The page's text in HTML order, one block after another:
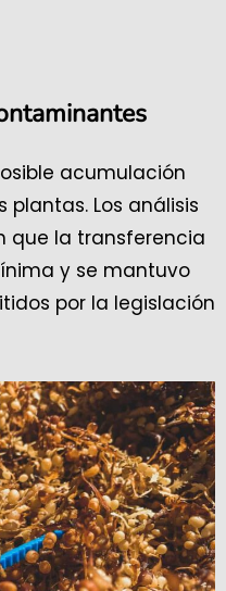
acumulación
Los análisis
que la transferencia
y se mantuvo
por la legislación